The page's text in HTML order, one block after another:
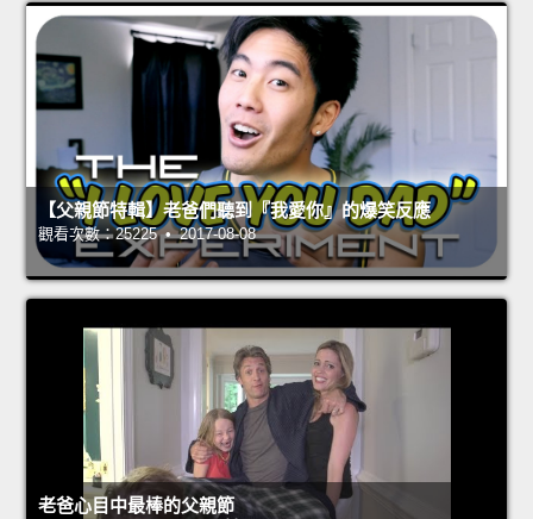
【父親節特輯】老爸們聽到『我愛你』的爆笑反應
觀看次數：25225 • 2017-08-08
老爸心目中最棒的父親節